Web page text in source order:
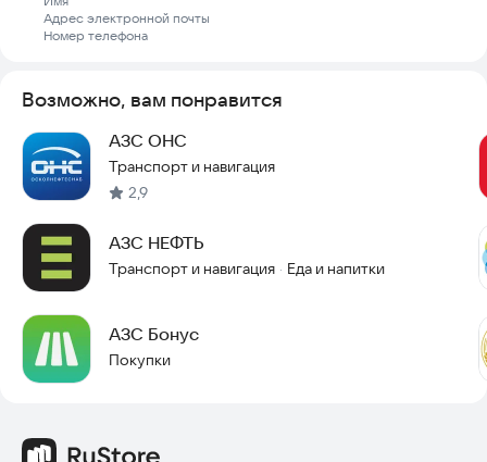
на адрес электронной почты
позвонив по телефону +7-922-710-0377
Адрес электронной почты
Номер телефона
Возможно, вам понравится
АЗС ОНС
Транспорт и навигация
2,9
АЗС НЕФТЬ
Транспорт и навигация · Еда и напитки
АЗС Бонус
Покупки